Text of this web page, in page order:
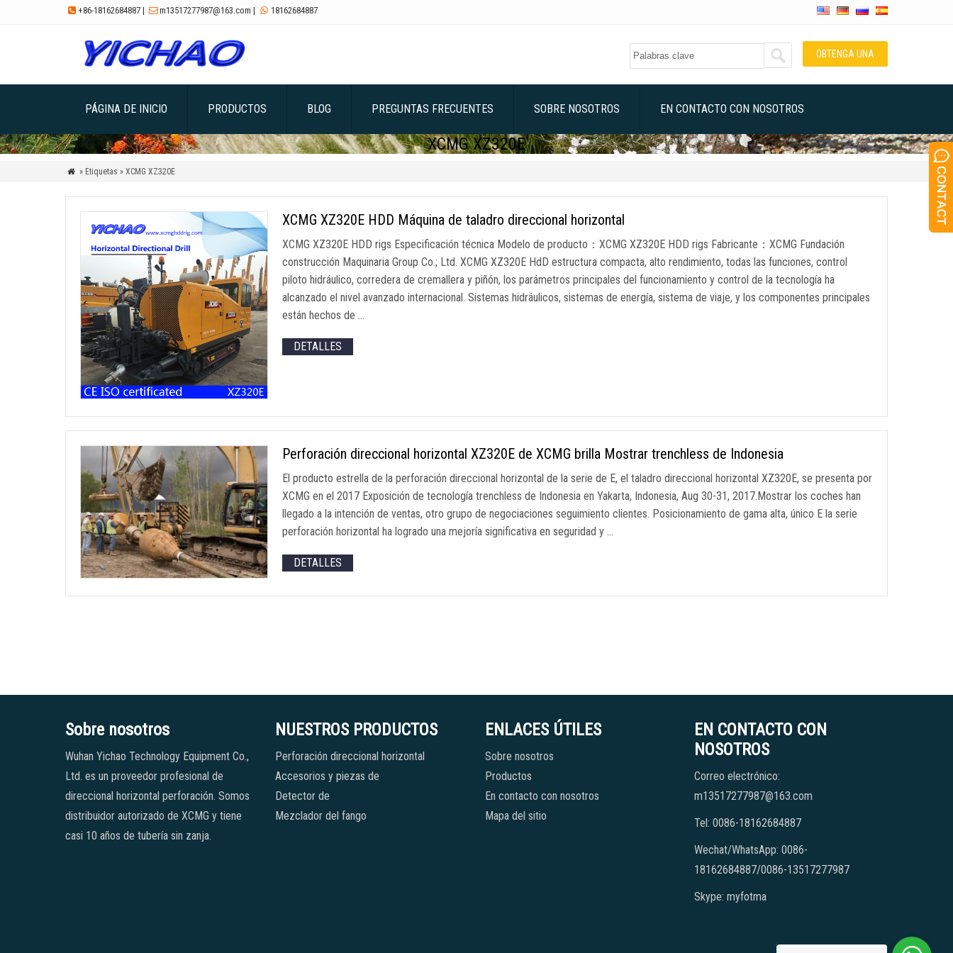
 +86-18162684887 | m13517277987@163.com |  18162684887
OBTENGA UNA
PÁGINA DE INICIO PRODUCTOS BLOG PREGUNTAS FRECUENTES SOBRE NOSOTROS EN CONTACTO CON NOSOTROS
XCMG XZ320E
 » Etiquetas » XCMG XZ320E
XCMG XZ320E HDD Máquina de taladro direccional horizontal
XCMG XZ320E HDD rigs Especificación técnica Modelo de producto：XCMG XZ320E HDD rigs Fabricante：XCMG Fundación
construcción Maquinaria Group Co.; Ltd. XCMG XZ320E HdD estructura compacta, alto rendimiento, todas las funciones, control
piloto hidráulico, corredera de cremallera y piñón, los parámetros principales del funcionamiento y control de la tecnología ha
alcanzado el nivel avanzado internacional. Sistemas hidráulicos, sistemas de energía, sistema de viaje, y los componentes principales
están hechos de …
DETALLES
Perforación direccional horizontal XZ320E de XCMG brilla Mostrar trenchless de Indonesia
El producto estrella de la perforación direccional horizontal de la serie de E, el taladro direccional horizontal XZ320E, se presenta por
XCMG en el 2017 Exposición de tecnología trenchless de Indonesia en Yakarta, Indonesia, Aug 30-31, 2017.Mostrar los coches han
llegado a la intención de ventas, otro grupo de negociaciones seguimiento clientes. Posicionamiento de gama alta, único E la serie
perforación horizontal ha logrado una mejoría significativa en seguridad y …
DETALLES
Sobre nosotros
Wuhan Yichao Technology Equipment Co.,
Ltd. es un proveedor profesional de
direccional horizontal perforación. Somos
distribuidor autorizado de XCMG y tiene
casi 10 años de tubería sin zanja.
NUESTROS PRODUCTOS
Perforación direccional horizontal
Accesorios y piezas de
Detector de
Mezclador del fango
ENLACES ÚTILES
Sobre nosotros
Productos
En contacto con nosotros
Mapa del sitio
EN CONTACTO CON
NOSOTROS
Correo electrónico:
m13517277987@163.com
Tel: 0086-18162684887
Wechat/WhatsApp: 0086-
18162684887/0086-13517277987
Skype: myfotma